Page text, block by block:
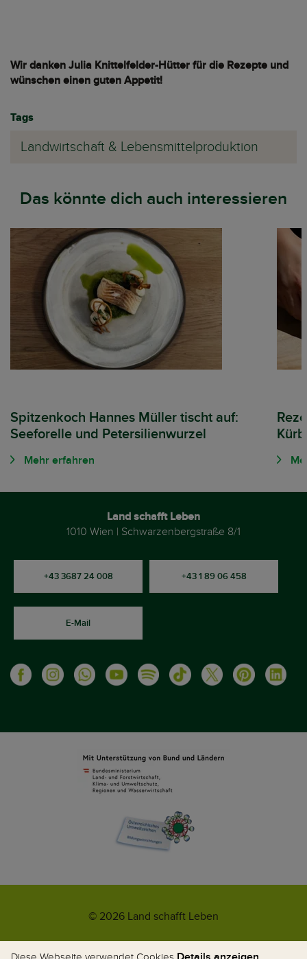
Wir danken Julia Knittelfelder-Hütter für die Rezepte und
wünschen einen guten Appetit!
Tags
Landwirtschaft & Lebensmittelproduktion
Das könnte dich auch interessieren
Spitzenkoch Hannes Müller tischt auf:
Seeforelle und Petersilienwurzel
Mehr erfahren
Land schafft Leben
1010 Wien | Schwarzenbergstraße 8/1
+43 3687 24 008 +43 1 89 06 458
E-Mail
© 2026 Land schafft Leben
Impressum AGB Kontakt Datenschutz
Umweltzeichen